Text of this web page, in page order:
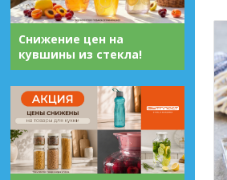
Снижение цен на
кувшины из стекла!